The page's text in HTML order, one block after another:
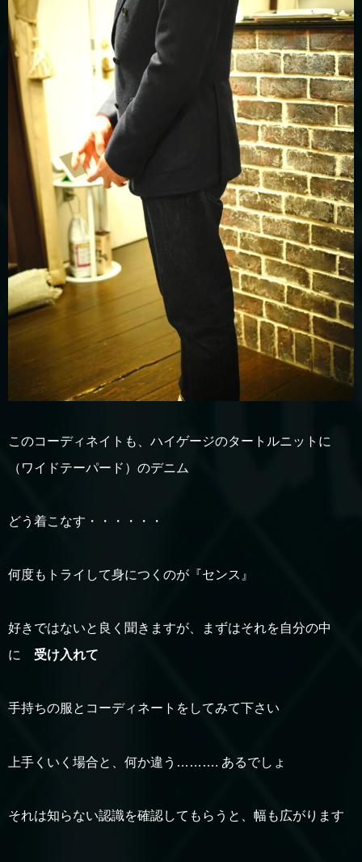
このコーディネイトも、ハイゲージのタートルニットに
（ワイドテーパード）のデニム
どう着こなす・・・・・・
何度もトライして身につくのが『センス』
好きではないと良く聞きますが、まずはそれを自分の中
に 受け入れて
手持ちの服とコーディネートをしてみて下さい
上手くいく場合と、何か違う………. あるでしょ
それは知らない認識を確認してもらうと、幅も広がります